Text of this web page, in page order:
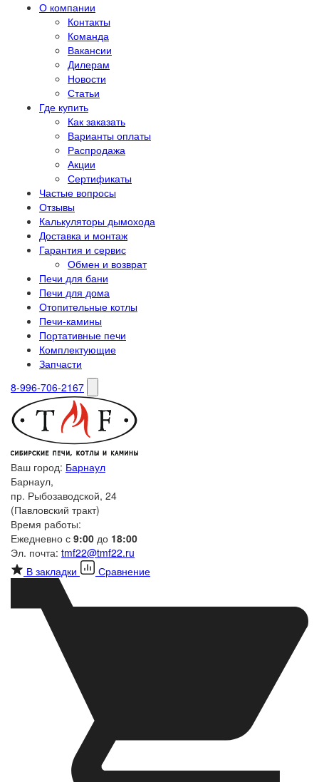
О компании
Контакты
Команда
Вакансии
Дилерам
Новости
Статьи
Где купить
Как заказать
Варианты оплаты
Распродажа
Акции
Сертификаты
Частые вопросы
Отзывы
Калькуляторы дымохода
Доставка и монтаж
Гарантия и сервис
Обмен и возврат
Печи для бани
Печи для дома
Отопительные котлы
Печи-камины
Портативные печи
Комплектующие
Запчасти
8-996-706-2167
Ваш город: Барнаул
Барнаул,
пр. Рыбозаводской, 24
(Павловский тракт)
Время работы:
Ежедневно с 9:00 до 18:00
Эл. почта: tmf22@tmf22.ru
В закладки
Сравнение